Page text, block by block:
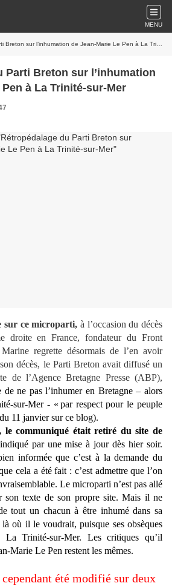
MENU
sur l’inhumation de Jean-Marie Le Pen à La Trinité-sur-Mer
Parti Breton sur l’inhumation
à La Trinité-sur-Mer
sur ce microparti, à l’occasion du décès
droite en France, fondateur du Front
regrette désormais de l’en avoir
décès, le Parti Breton avait diffusé un
de l’Agence Bretagne Presse (ABP),
de ne pas l’inhumer en Bretagne – alors
sur-Mer - « par respect pour le peuple
11 janvier sur ce blog).
le communiqué était retiré du site de
par une mise à jour dès hier soir.
informée que c’est à la demande du
cela a été fait : c’est admettre que l’on
Le microparti n’est pas allé
son texte de son propre site. Mais il ne
tout un chacun à être inhumé dans sa
où il le voudrait, puisque ses obsèques
Trinité-sur-Mer. Les critiques qu’il
Marie Le Pen restent les mêmes.
été modifié sur deux